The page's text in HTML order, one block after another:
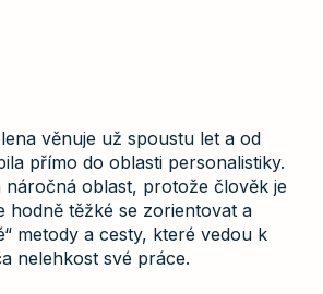
věnuje už spoustu let a od
přímo do oblasti personalistiky.
náročná oblast, protože člověk je
hodně těžké se zorientovat a
metody a cesty, které vedou k
nelehkost své práce.